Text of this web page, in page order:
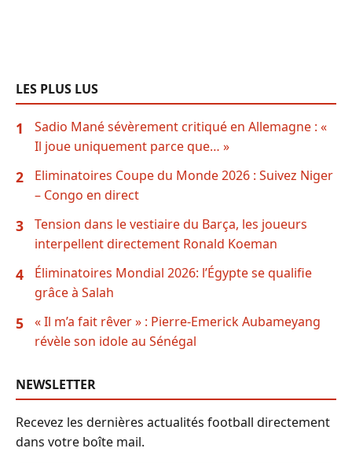
LES PLUS LUS
1
Sadio Mané sévèrement critiqué en Allemagne : «
Il joue uniquement parce que… »
2
Eliminatoires Coupe du Monde 2026 : Suivez Niger
– Congo en direct
3
Tension dans le vestiaire du Barça, les joueurs
interpellent directement Ronald Koeman
4
Éliminatoires Mondial 2026: l’Égypte se qualifie
grâce à Salah
5
« Il m’a fait rêver » : Pierre-Emerick Aubameyang
révèle son idole au Sénégal
NEWSLETTER
Recevez les dernières actualités football directement
dans votre boîte mail.